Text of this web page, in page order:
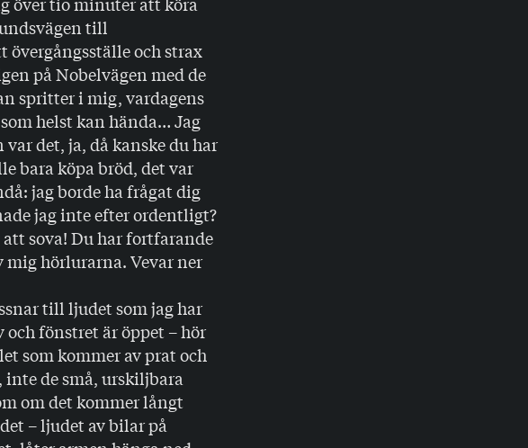
till
övergångsställe och strax
på Nobelvägen med de
spritter i mig, vardagens
helst kan hända… Jag
det, ja, då kanske du har
bara köpa bröd, det var
jag borde ha frågat dig
jag inte efter ordentligt?
sova! Du har fortfarande
mig hörlurarna. Vevar ner
till ljudet som jag har
fönstret är öppet – hör
som kommer av prat och
de små, urskiljbara
om det kommer långt
– ljudet av bilar på